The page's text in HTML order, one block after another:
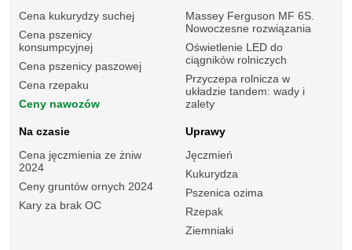
Cena kukurydzy suchej
Cena pszenicy
konsumpcyjnej
Cena pszenicy paszowej
Cena rzepaku
Ceny nawozów
Massey Ferguson MF 6S.
Nowoczesne rozwiązania
Oświetlenie LED do
ciągników rolniczych
Przyczepa rolnicza w
układzie tandem: wady i
zalety
Na czasie
Cena jęczmienia ze żniw
2024
Ceny gruntów ornych 2024
Kary za brak OC
Uprawy
Jęczmień
Kukurydza
Pszenica ozima
Rzepak
Ziemniaki